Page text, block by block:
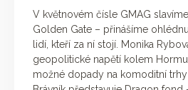
V květnovém čísle GMAG
Golden Gate – přinášíme
lidí, kteří za ní stojí. Monika
geopolitické napětí kolem
možné dopady na komoditní trhy